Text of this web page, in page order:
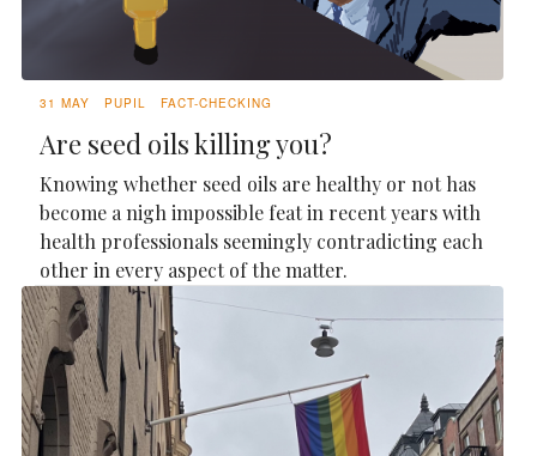
31 MAY PUPIL FACT-CHECKING
Are seed oils killing you?
Knowing whether seed oils are healthy or not has
become a nigh impossible feat in recent years with
health professionals seemingly contradicting each
other in every aspect of the matter.